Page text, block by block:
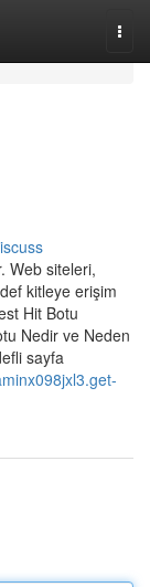
Web siteleri,
kitleye erişim
Hit Botu
Nedir ve Neden
sayfa